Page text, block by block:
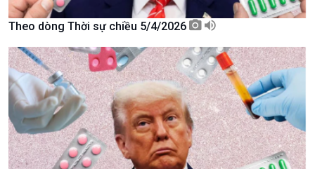
Chuyển đổi Xanh
Tài nguyên và Môi trường
Xã hội chuyển động
Bước chân đến trường
Sống chung với biến đổi
khí hậu
Theo dòng Thời sự chiều 5/4/2026